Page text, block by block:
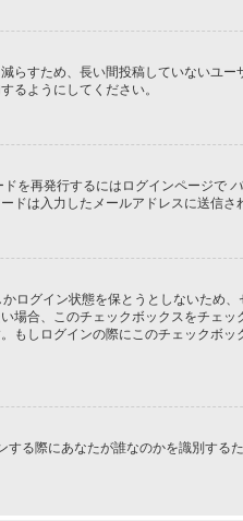
らすため、長い間投稿していないユ
るようにしてください。
を再発行するにはログインページで
ドは入力したメールアドレスに送信さ
ログイン状態を保とうとしないため
合、このチェックボックスをチェッ
もしログインの際にこのチェックボ
る際にあなたが誰なのかを識別する